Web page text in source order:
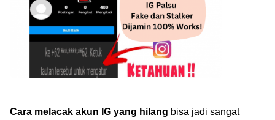
Cara melacak akun IG yang hilang bisa jadi sangat